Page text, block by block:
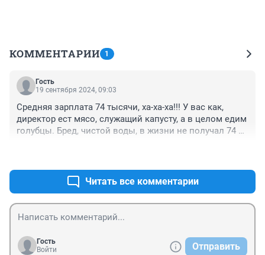
КОММЕНТАРИИ 1
Гость
19 сентября 2024, 09:03
Средняя зарплата 74 тысячи, ха-ха-ха!!! У вас как,
директор ест мясо, служащий капусту, а в целом едим
голубцы. Бред, чистой воды, в жизни не получал 74
Читать все комментарии
Гость
Войти
Отправить